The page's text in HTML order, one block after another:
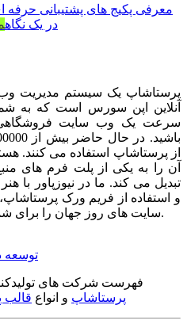
معرفی پکیج های پشتیبانی حرفه
در یک نگاه
پرستاشاپ یک سیستم مدیریت
آنلاین اپن سورس است که به
سرعت یک وب سایت
از پرستاشاپ استفاده می کنند.
آن را به یکی از پلت فرم های
تبدیل می کند. ما در نیوزپاور با
و استفاده از فریم ورک
سایت های روز جهان را برای شما طراحی می کنیم.
توسعه
فهرست شرکت های
پرستاشاپ و انواع قالب